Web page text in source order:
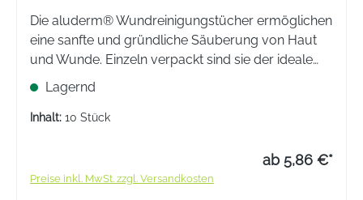
Die aluderm® Wundreinigungstücher ermöglichen
eine sanfte und gründliche Säuberung von Haut
und Wunde. Einzeln verpackt sind sie der ideale
Begleiter für die Erste Hilfe im Alltag, Sport oder
auf Reisen.
Lagernd
Inhalt: 10 Stück
ab 5,86 €*
Preise inkl. MwSt. zzgl. Versandkosten